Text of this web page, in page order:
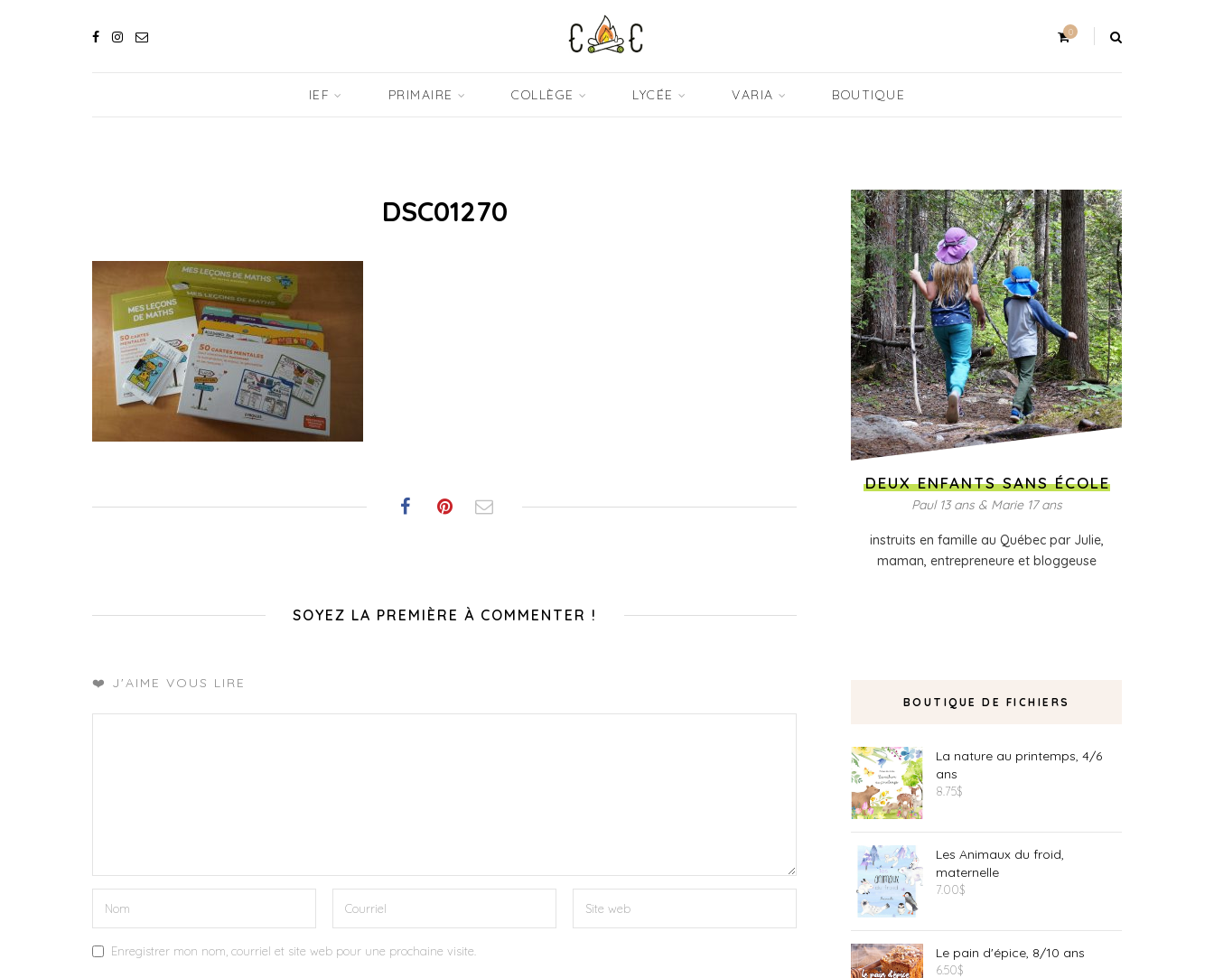
0
IEF PRIMAIRE COLLÈGE LYCÉE VARIA BOUTIQUE
DSC01270
SOYEZ LA PREMIÈRE À COMMENTER !
❤️ J'AIME VOUS LIRE
Enregistrer mon nom, courriel et site web pour une prochaine visite.
DEUX ENFANTS SANS ÉCOLE
Paul 13 ans & Marie 17 ans
instruits en famille au Québec par Julie,
maman, entrepreneure et bloggeuse
BOUTIQUE DE FICHIERS
La nature au printemps, 4/6
ans
8.75$
Les Animaux du froid,
maternelle
7.00$
Le pain d'épice, 8/10 ans
6.50$